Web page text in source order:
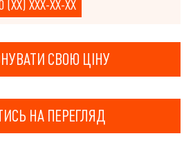
(XX) XXX-XX-XX
СВОЮ ЦІНУ
НА ПЕРЕГЛЯД